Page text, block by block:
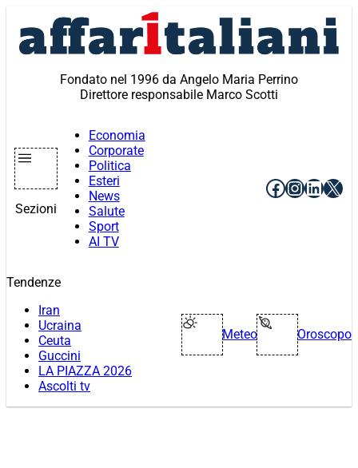
contenuto
Fondato nel 1996 da Angelo Maria Perrino
Direttore responsabile Marco Scotti
Sezioni
Economia
Corporate
Politica
Esteri
News
Salute
Sport
AI TV
Facebook
X
Tendenze
Iran
Ucraina
Ceuta
Guccini
LA PIAZZA 2026
Ascolti tv
Meteo Oroscopo